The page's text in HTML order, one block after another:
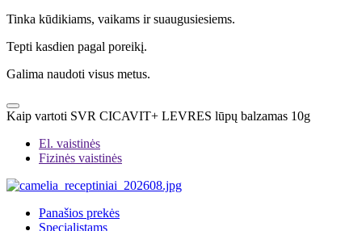
Tinka kūdikiams, vaikams ir suaugusiesiems.
Tepti kasdien pagal poreikį.
Galima naudoti visus metus.
Kaip vartoti SVR CICAVIT+ LEVRES lūpų balzamas 10g
El. vaistinės
Fizinės vaistinės
Panašios prekės
Specialistams